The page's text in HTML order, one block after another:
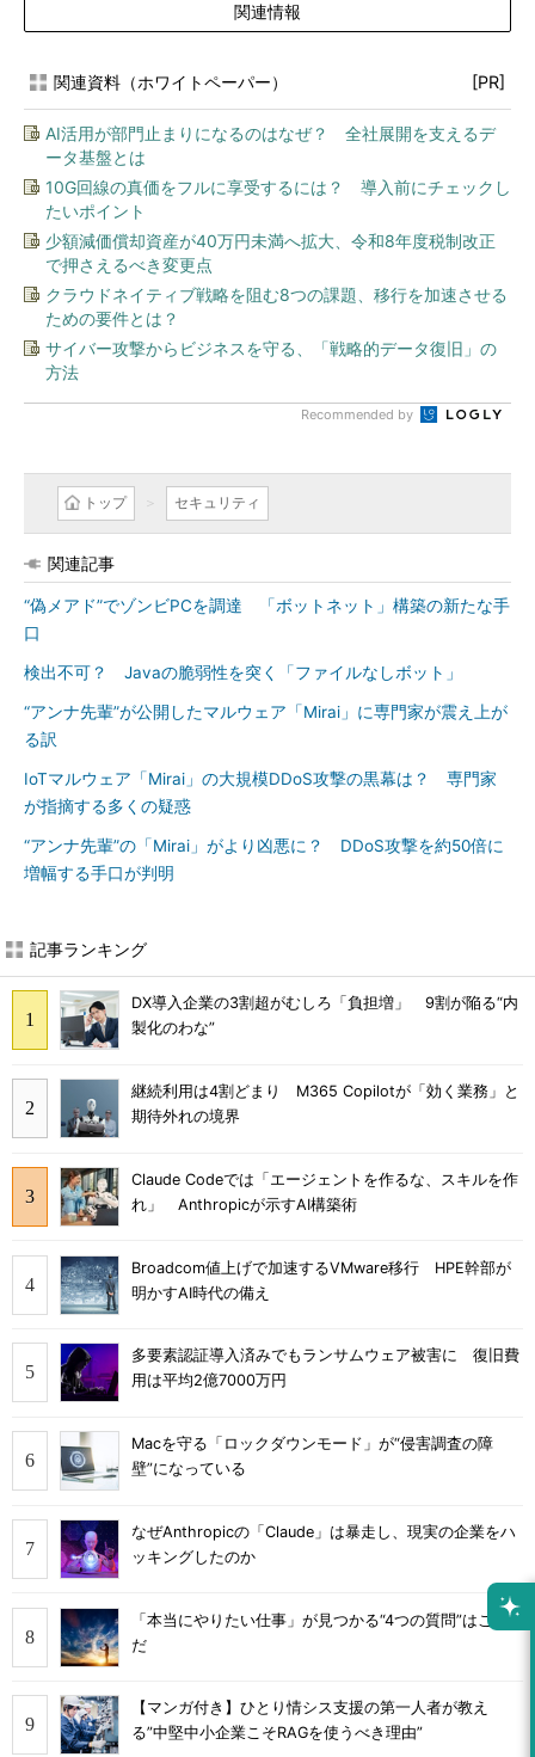
関連情報
関連資料（ホワイトペーパー） [PR]
AI活用が部門止まりになるのはなぜ？ 全社展開を支えるデ
ータ基盤とは
10G回線の真価をフルに享受するには？ 導入前にチェックし
たいポイント
少額減価償却資産が40万円未満へ拡大、令和8年度税制改正
で押さえるべき変更点
クラウドネイティブ戦略を阻む8つの課題、移行を加速させる
ための要件とは？
サイバー攻撃からビジネスを守る、「戦略的データ復旧」の
方法
Recommended by
トップ セキュリティ
関連記事
“偽メアド”でゾンビPCを調達 「ボットネット」構築の新たな手
口
検出不可？ Javaの脆弱性を突く「ファイルなしボット」
“アンナ先輩”が公開したマルウェア「Mirai」に専門家が震え上が
る訳
IoTマルウェア「Mirai」の大規模DDoS攻撃の黒幕は？ 専門家
が指摘する多くの疑惑
“アンナ先輩”の「Mirai」がより凶悪に？ DDoS攻撃を約50倍に
増幅する手口が判明
記事ランキング
DX導入企業の3割超がむしろ「負担増」 9割が陥る“内
製化のわな”
継続利用は4割どまり M365 Copilotが「効く業務」と
期待外れの境界
Claude Codeでは「エージェントを作るな、スキルを作
れ」 Anthropicが示すAI構築術
Broadcom値上げで加速するVMware移行 HPE幹部が
明かすAI時代の備え
多要素認証導入済みでもランサムウェア被害に 復旧費
用は平均2億7000万円
Macを守る「ロックダウンモード」が“侵害調査の障
壁”になっている
なぜAnthropicの「Claude」は暴走し、現実の企業をハ
ッキングしたのか
「本当にやりたい仕事」が見つかる“4つの質問”はこれ
だ
【マンガ付き】ひとり情シス支援の第一人者が教え
る”中堅中小企業こそRAGを使うべき理由”